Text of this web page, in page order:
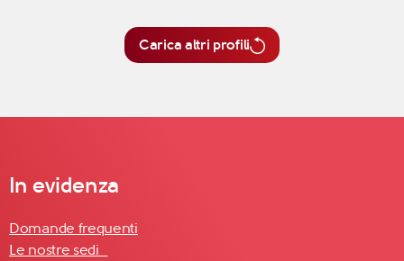
Carica altri profili
In evidenza
Domande frequenti
Le nostre sedi